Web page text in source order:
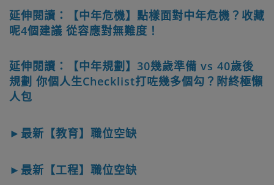
延伸閱讀：【中年危機】點樣面對中年危機？收藏
呢4個建議 從容應對無難度！
延伸閱讀：【中年規劃】30幾歲準備 vs 40歲後
規劃 你個人生Checklist打咗幾多個勾？附終極懶
人包
►最新【教育】職位空缺
►最新【工程】職位空缺